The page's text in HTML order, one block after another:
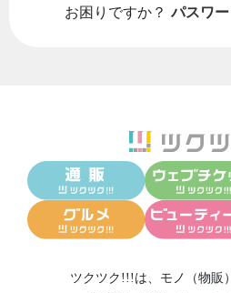
お困りですか？ パスワ
ツクツク!!!は、 モノ（物販）